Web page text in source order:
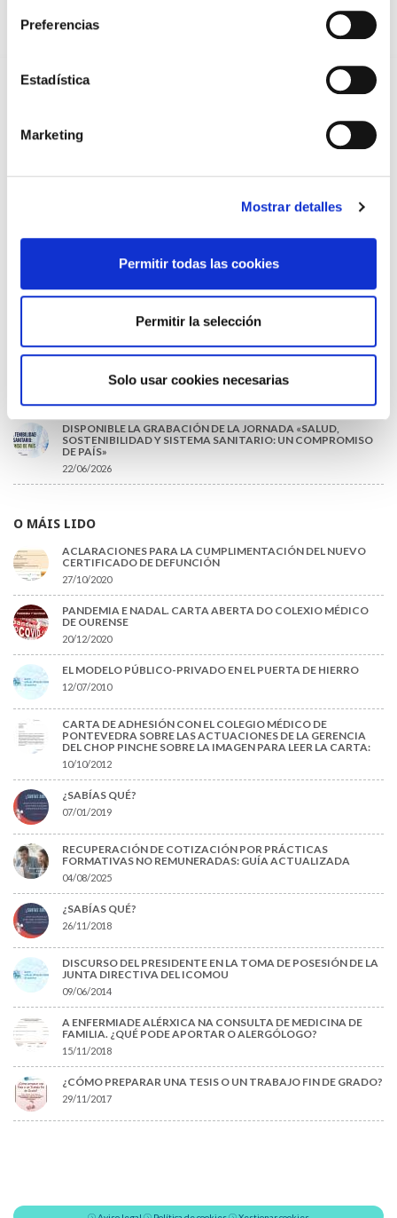
Preferencias
Estadística
Marketing
Mostrar detalles
Permitir todas las cookies
Permitir la selección
Solo usar cookies necesarias
CARTA DEL PRESIDENTE DE MUTUAL MÉDICA SOBRE LA
REFORMA DE LAS MUTUALIDADES ALTERNATIVAS Y LA
EL COLEGIO MÉDICO DE OURENSE CONVOCA EL I CERTAMEN
DE CASOS CLÍNICOS PARA MÉDICOS INTERNOS RESIDENTES
EL AUMENTO DE PRIMAS A MUFACE NO MEJORA LAS
MUTUALISTAS
URGENTES ANTE LA SITUACIÓN CRÍTICA DEL SERVICIO DE
INFORME SOBRE LA CONSOLIDACIÓN DE GRADO A LAS/LOS
PUESTOS DE JEFATURA / DIRECCIÓN / COORDINACIÓN
DISPONIBLE LA GRABACIÓN DE LA JORNADA «SALUD,
SOSTENIBILIDAD Y SISTEMA SANITARIO: UN COMPROMISO
DE PAÍS»
22/06/2026
O MÁIS LIDO
ACLARACIONES PARA LA CUMPLIMENTACIÓN DEL NUEVO
CERTIFICADO DE DEFUNCIÓN
27/10/2020
PANDEMIA E NADAL. CARTA ABERTA DO COLEXIO MÉDICO
DE OURENSE
20/12/2020
EL MODELO PÚBLICO-PRIVADO EN EL PUERTA DE HIERRO
12/07/2010
CARTA DE ADHESIÓN CON EL COLEGIO MÉDICO DE
PONTEVEDRA SOBRE LAS ACTUACIONES DE LA GERENCIA
DEL CHOP PINCHE SOBRE LA IMAGEN PARA LEER LA CARTA:
10/10/2012
¿SABÍAS QUÉ?
07/01/2019
RECUPERACIÓN DE COTIZACIÓN POR PRÁCTICAS
FORMATIVAS NO REMUNERADAS: GUÍA ACTUALIZADA
04/08/2025
¿SABÍAS QUÉ?
26/11/2018
DISCURSO DEL PRESIDENTE EN LA TOMA DE POSESIÓN DE LA
JUNTA DIRECTIVA DEL ICOMOU
09/06/2014
A ENFERMIADE ALÉRXICA NA CONSULTA DE MEDICINA DE
FAMILIA. ¿QUÉ PODE APORTAR O ALERGÓLOGO?
15/11/2018
¿CÓMO PREPARAR UNA TESIS O UN TRABAJO FIN DE GRADO?
29/11/2017